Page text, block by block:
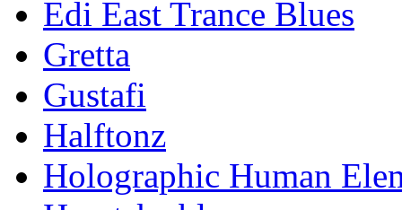
Edi East Trance Blues
Gretta
Gustafi
Halftonz
Holographic Human